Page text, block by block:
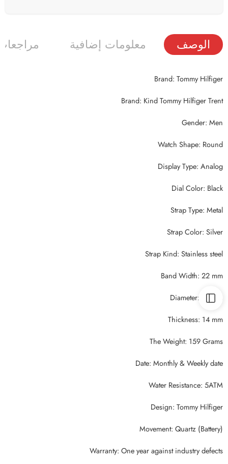
الوصف معلومات إضافية مراجعات
Brand: Tommy Hilfiger
Brand: Kind Tommy Hilfiger Trent
Gender: Men
Watch Shape: Round
Display Type: Analog
Dial Color: Black
Strap Type: Metal
Strap Color: Silver
Strap Kind: Stainless steel
Band Width: 22 mm
Diameter: 46 mm
Thickness: 14 mm
The Weight: 159 Grams
Date: Monthly & Weekly date
Water Resistance: 5ATM
Design: Tommy Hilfiger
Movement: Quartz (Battery)
Warranty: One year against industry defects